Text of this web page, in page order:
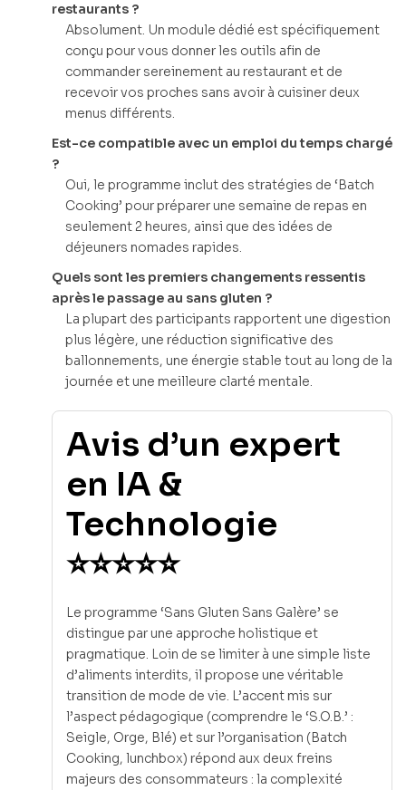
restaurants ?
Absolument. Un module dédié est spécifiquement
conçu pour vous donner les outils afin de
commander sereinement au restaurant et de
recevoir vos proches sans avoir à cuisiner deux
menus différents.
Est-ce compatible avec un emploi du temps chargé
?
Oui, le programme inclut des stratégies de ‘Batch
Cooking’ pour préparer une semaine de repas en
seulement 2 heures, ainsi que des idées de
déjeuners nomades rapides.
Quels sont les premiers changements ressentis
après le passage au sans gluten ?
La plupart des participants rapportent une digestion
plus légère, une réduction significative des
ballonnements, une énergie stable tout au long de la
journée et une meilleure clarté mentale.
Avis d’un expert
en IA &
Technologie
⭐⭐⭐⭐⭐
Le programme ‘Sans Gluten Sans Galère’ se
distingue par une approche holistique et
pragmatique. Loin de se limiter à une simple liste
d’aliments interdits, il propose une véritable
transition de mode de vie. L’accent mis sur
l’aspect pédagogique (comprendre le ‘S.O.B.’ :
Seigle, Orge, Blé) et sur l’organisation (Batch
Cooking, lunchbox) répond aux deux freins
majeurs des consommateurs : la complexité